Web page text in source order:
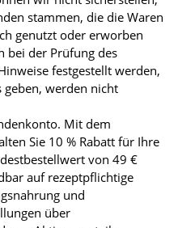
stammen, die die Waren
genutzt oder erworben
bei der Prüfung des
festgestellt werden,
werden nicht
Mit dem
Sie 10 % Rabatt für Ihre
von 49 €
auf rezeptpflichtige
und
über